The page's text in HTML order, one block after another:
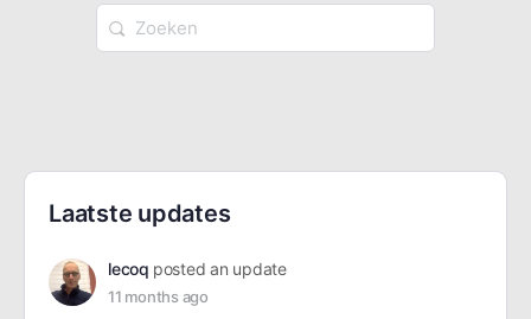
Zoek
naar:
Laatste updates
lecoq posted an update
11 months ago